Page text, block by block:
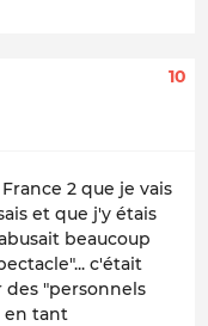
10
2 que je vais
et que j'y étais
beaucoup
c'était
des "personnels
en tant